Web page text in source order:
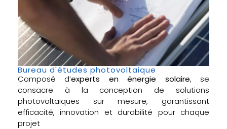
Bureau d'études photovoltaique
Composé d’experts en énergie solaire, se
consacre à la conception de solutions
photovoltaïques sur mesure, garantissant
efficacité, innovation et durabilité pour chaque
projet